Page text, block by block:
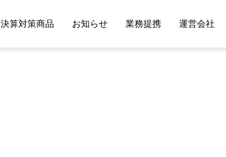
決算対策商品 お知らせ 業務提携 運営会社